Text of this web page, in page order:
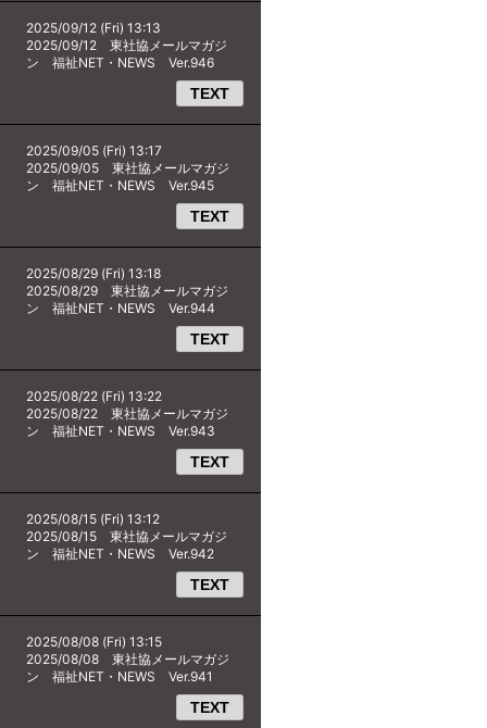
2025/09/12 (Fri) 13:13
2025/09/12 東社協メールマガジ
ン 福祉NET・NEWS Ver.946
TEXT
2025/09/05 (Fri) 13:17
2025/09/05 東社協メールマガジ
ン 福祉NET・NEWS Ver.945
TEXT
2025/08/29 (Fri) 13:18
2025/08/29 東社協メールマガジ
ン 福祉NET・NEWS Ver.944
TEXT
2025/08/22 (Fri) 13:22
2025/08/22 東社協メールマガジ
ン 福祉NET・NEWS Ver.943
TEXT
2025/08/15 (Fri) 13:12
2025/08/15 東社協メールマガジ
ン 福祉NET・NEWS Ver.942
TEXT
2025/08/08 (Fri) 13:15
2025/08/08 東社協メールマガジ
ン 福祉NET・NEWS Ver.941
TEXT